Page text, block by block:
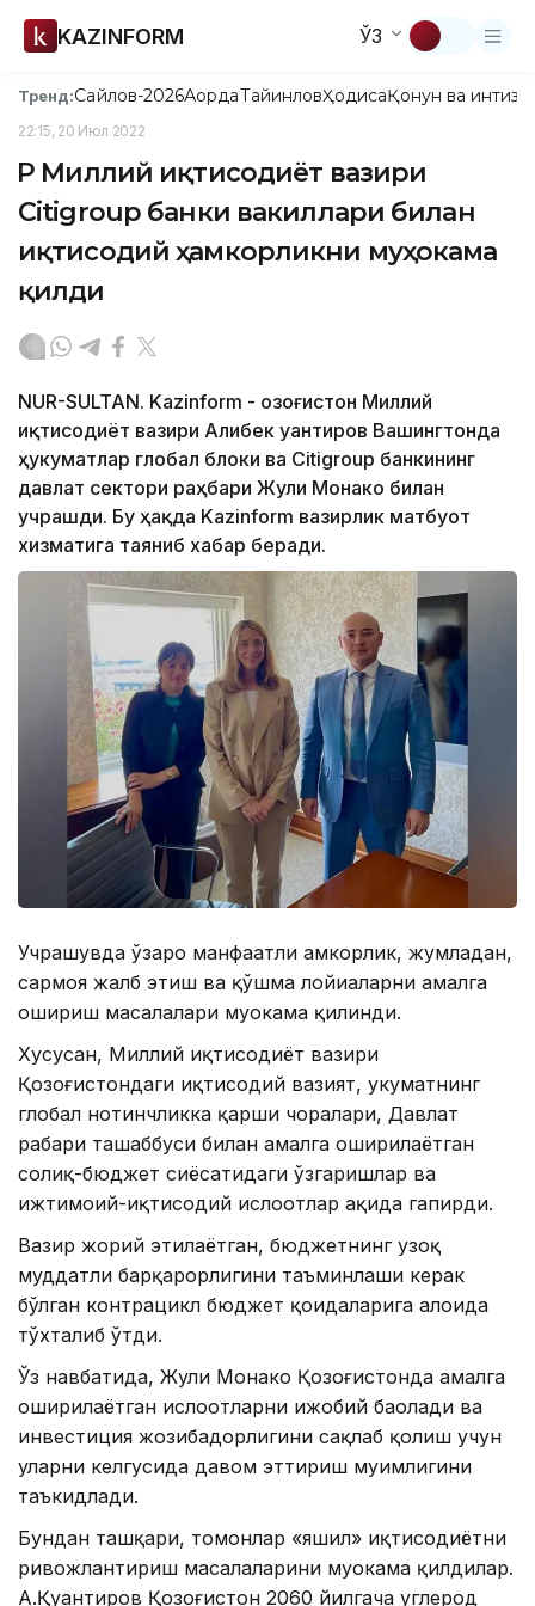
KAZINFORM ЎЗ
Тренд:Сайлов-2026АқордаТайинловҲодисаҚонун ва
22:15, 20 Июл 2022
ҚР Миллий иқтисодиёт вазири
Citigroup банки вакиллари билан
иқтисодий ҳамкорликни муҳокама
қилди
NUR-SULTAN. Kazinform - Қозоғистон Миллий
иқтисодиёт вазири Алибек Қуантиров Вашингтонда
ҳукуматлар глобал блоки ва Citigroup банкининг
давлат сектори раҳбари Жули Монако билан
учрашди. Бу ҳақда Kazinform вазирлик матбуот
хизматига таяниб хабар беради.
Учрашувда ўзаро манфаатли ҳамкорлик, жумладан,
сармоя жалб этиш ва қўшма лойиҳаларни амалга
ошириш масалалари муҳокама қилинди.
Хусусан, Миллий иқтисодиёт вазири
Қозоғистондаги иқтисодий вазият, ҳукуматнинг
глобал нотинчликка қарши чоралари, Давлат
раҳбари ташаббуси билан амалга оширилаётган
солиқ-бюджет сиёсатидаги ўзгаришлар ва
ижтимоий-иқтисодий ислоҳотлар ҳақида гапирди.
Вазир жорий этилаётган, бюджетнинг узоқ
муддатли барқарорлигини таъминлаши керак
бўлган контрацикл бюджет қоидаларига алоҳида
тўхталиб ўтди.
Ўз навбатида, Жули Монако Қозоғистонда амалга
оширилаётган ислоҳотларни ижобий баҳолади ва
инвестиция жозибадорлигини сақлаб қолиш учун
уларни келгусида давом эттириш муҳимлигини
таъкидлади.
Бундан ташқари, томонлар «яшил» иқтисодиётни
ривожлантириш масалаларини муҳокама қилдилар.
А.Қуантиров Қозоғистон 2060 йилгача углерод